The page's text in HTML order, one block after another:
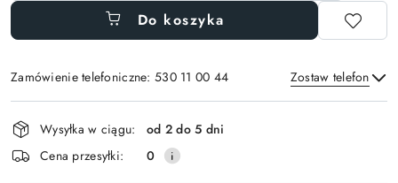
Do koszyka
Zamówienie telefoniczne: 530 11 00 44 Zostaw telefon
Wyślij
Dostępność
i
dostawa
Wysyłka w ciągu:
od 2 do 5 dni
Cena przesyłki:
0